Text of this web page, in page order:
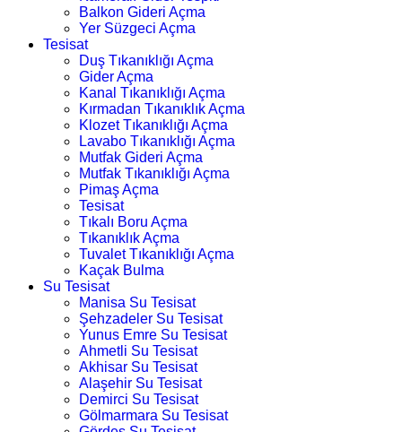
Balkon Gideri Açma
Yer Süzgeci Açma
Tesisat
Duş Tıkanıklığı Açma
Gider Açma
Kanal Tıkanıklığı Açma
Kırmadan Tıkanıklık Açma
Klozet Tıkanıklığı Açma
Lavabo Tıkanıklığı Açma
Mutfak Gideri Açma
Mutfak Tıkanıklığı Açma
Pimaş Açma
Tesisat
Tıkalı Boru Açma
Tıkanıklık Açma
Tuvalet Tıkanıklığı Açma
Kaçak Bulma
Su Tesisat
Manisa Su Tesisat
Şehzadeler Su Tesisat
Yunus Emre Su Tesisat
Ahmetli Su Tesisat
Akhisar Su Tesisat
Alaşehir Su Tesisat
Demirci Su Tesisat
Gölmarmara Su Tesisat